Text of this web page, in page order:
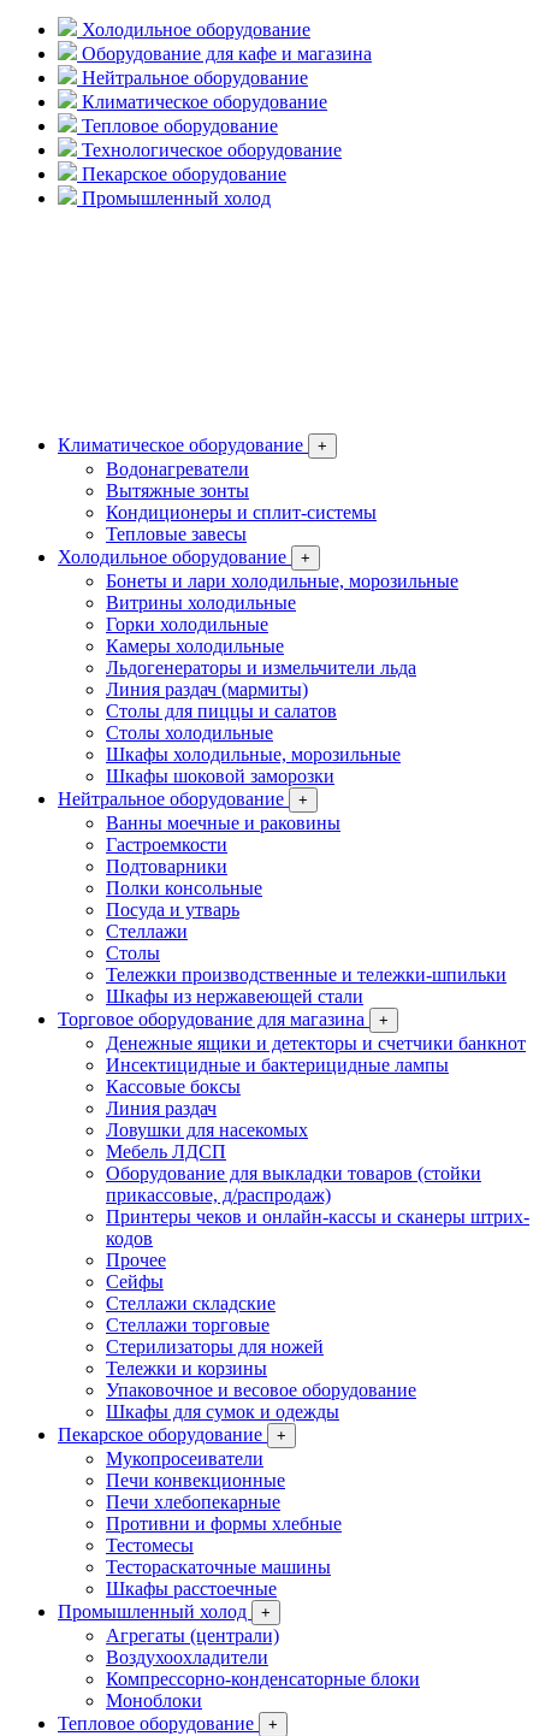
Холодильное оборудование
Оборудование для кафе и магазина
Нейтральное оборудование
Климатическое оборудование
Тепловое оборудование
Технологическое оборудование
Пекарское оборудование
Промышленный холод
Климатическое оборудование +
Водонагреватели
Вытяжные зонты
Кондиционеры и сплит-системы
Тепловые завесы
Холодильное оборудование
+
Бонеты и лари холодильные, морозильные
Витрины холодильные
Горки холодильные
Камеры холодильные
Льдогенераторы и измельчители льда
Линия раздач (мармиты)
Столы для пиццы и салатов
Столы холодильные
Шкафы холодильные, морозильные
Шкафы шоковой заморозки
Нейтральное оборудование
+
Ванны моечные и раковины
Гастроемкости
Подтоварники
Полки консольные
Посуда и утварь
Стеллажи
Столы
Тележки производственные и тележки-шпильки
Шкафы из нержавеющей стали
Торговое оборудование для магазина
+
Денежные ящики и детекторы и счетчики банкнот
Инсектицидные и бактерицидные лампы
Кассовые боксы
Линия раздач
Ловушки для насекомых
Мебель ЛДСП
Оборудование для выкладки товаров (стойки
прикассовые, д/распродаж)
Принтеры чеков и онлайн-кассы и сканеры штрих-
кодов
Прочее
Сейфы
Стеллажи складские
Стеллажи торговые
Стерилизаторы для ножей
Тележки и корзины
Упаковочное и весовое оборудование
Шкафы для сумок и одежды
Пекарское оборудование
+
Мукопросеиватели
Печи конвекционные
Печи хлебопекарные
Противни и формы хлебные
Тестомесы
Тестораскаточные машины
Шкафы расстоечные
Промышленный холод
+
Агрегаты (централи)
Воздухоохладители
Компрессорно-конденсаторные блоки
Моноблоки
Тепловое оборудование
+